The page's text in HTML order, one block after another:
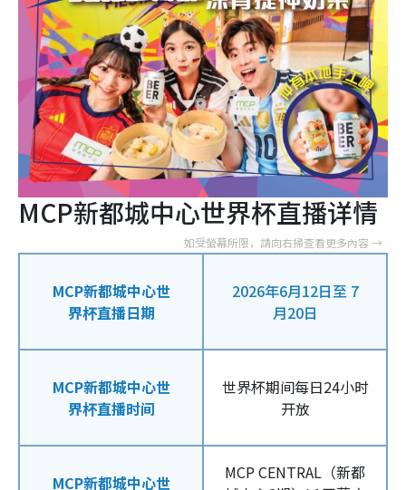
MCP新都城中心世界杯直播详情
MCP新都城中心世
界杯直播日期
2026年6月12日至 7
月20日
MCP新都城中心世
界杯直播时间
世界杯期间每日24小时
开放
MCP新都城中心世
MCP CENTRAL（新都